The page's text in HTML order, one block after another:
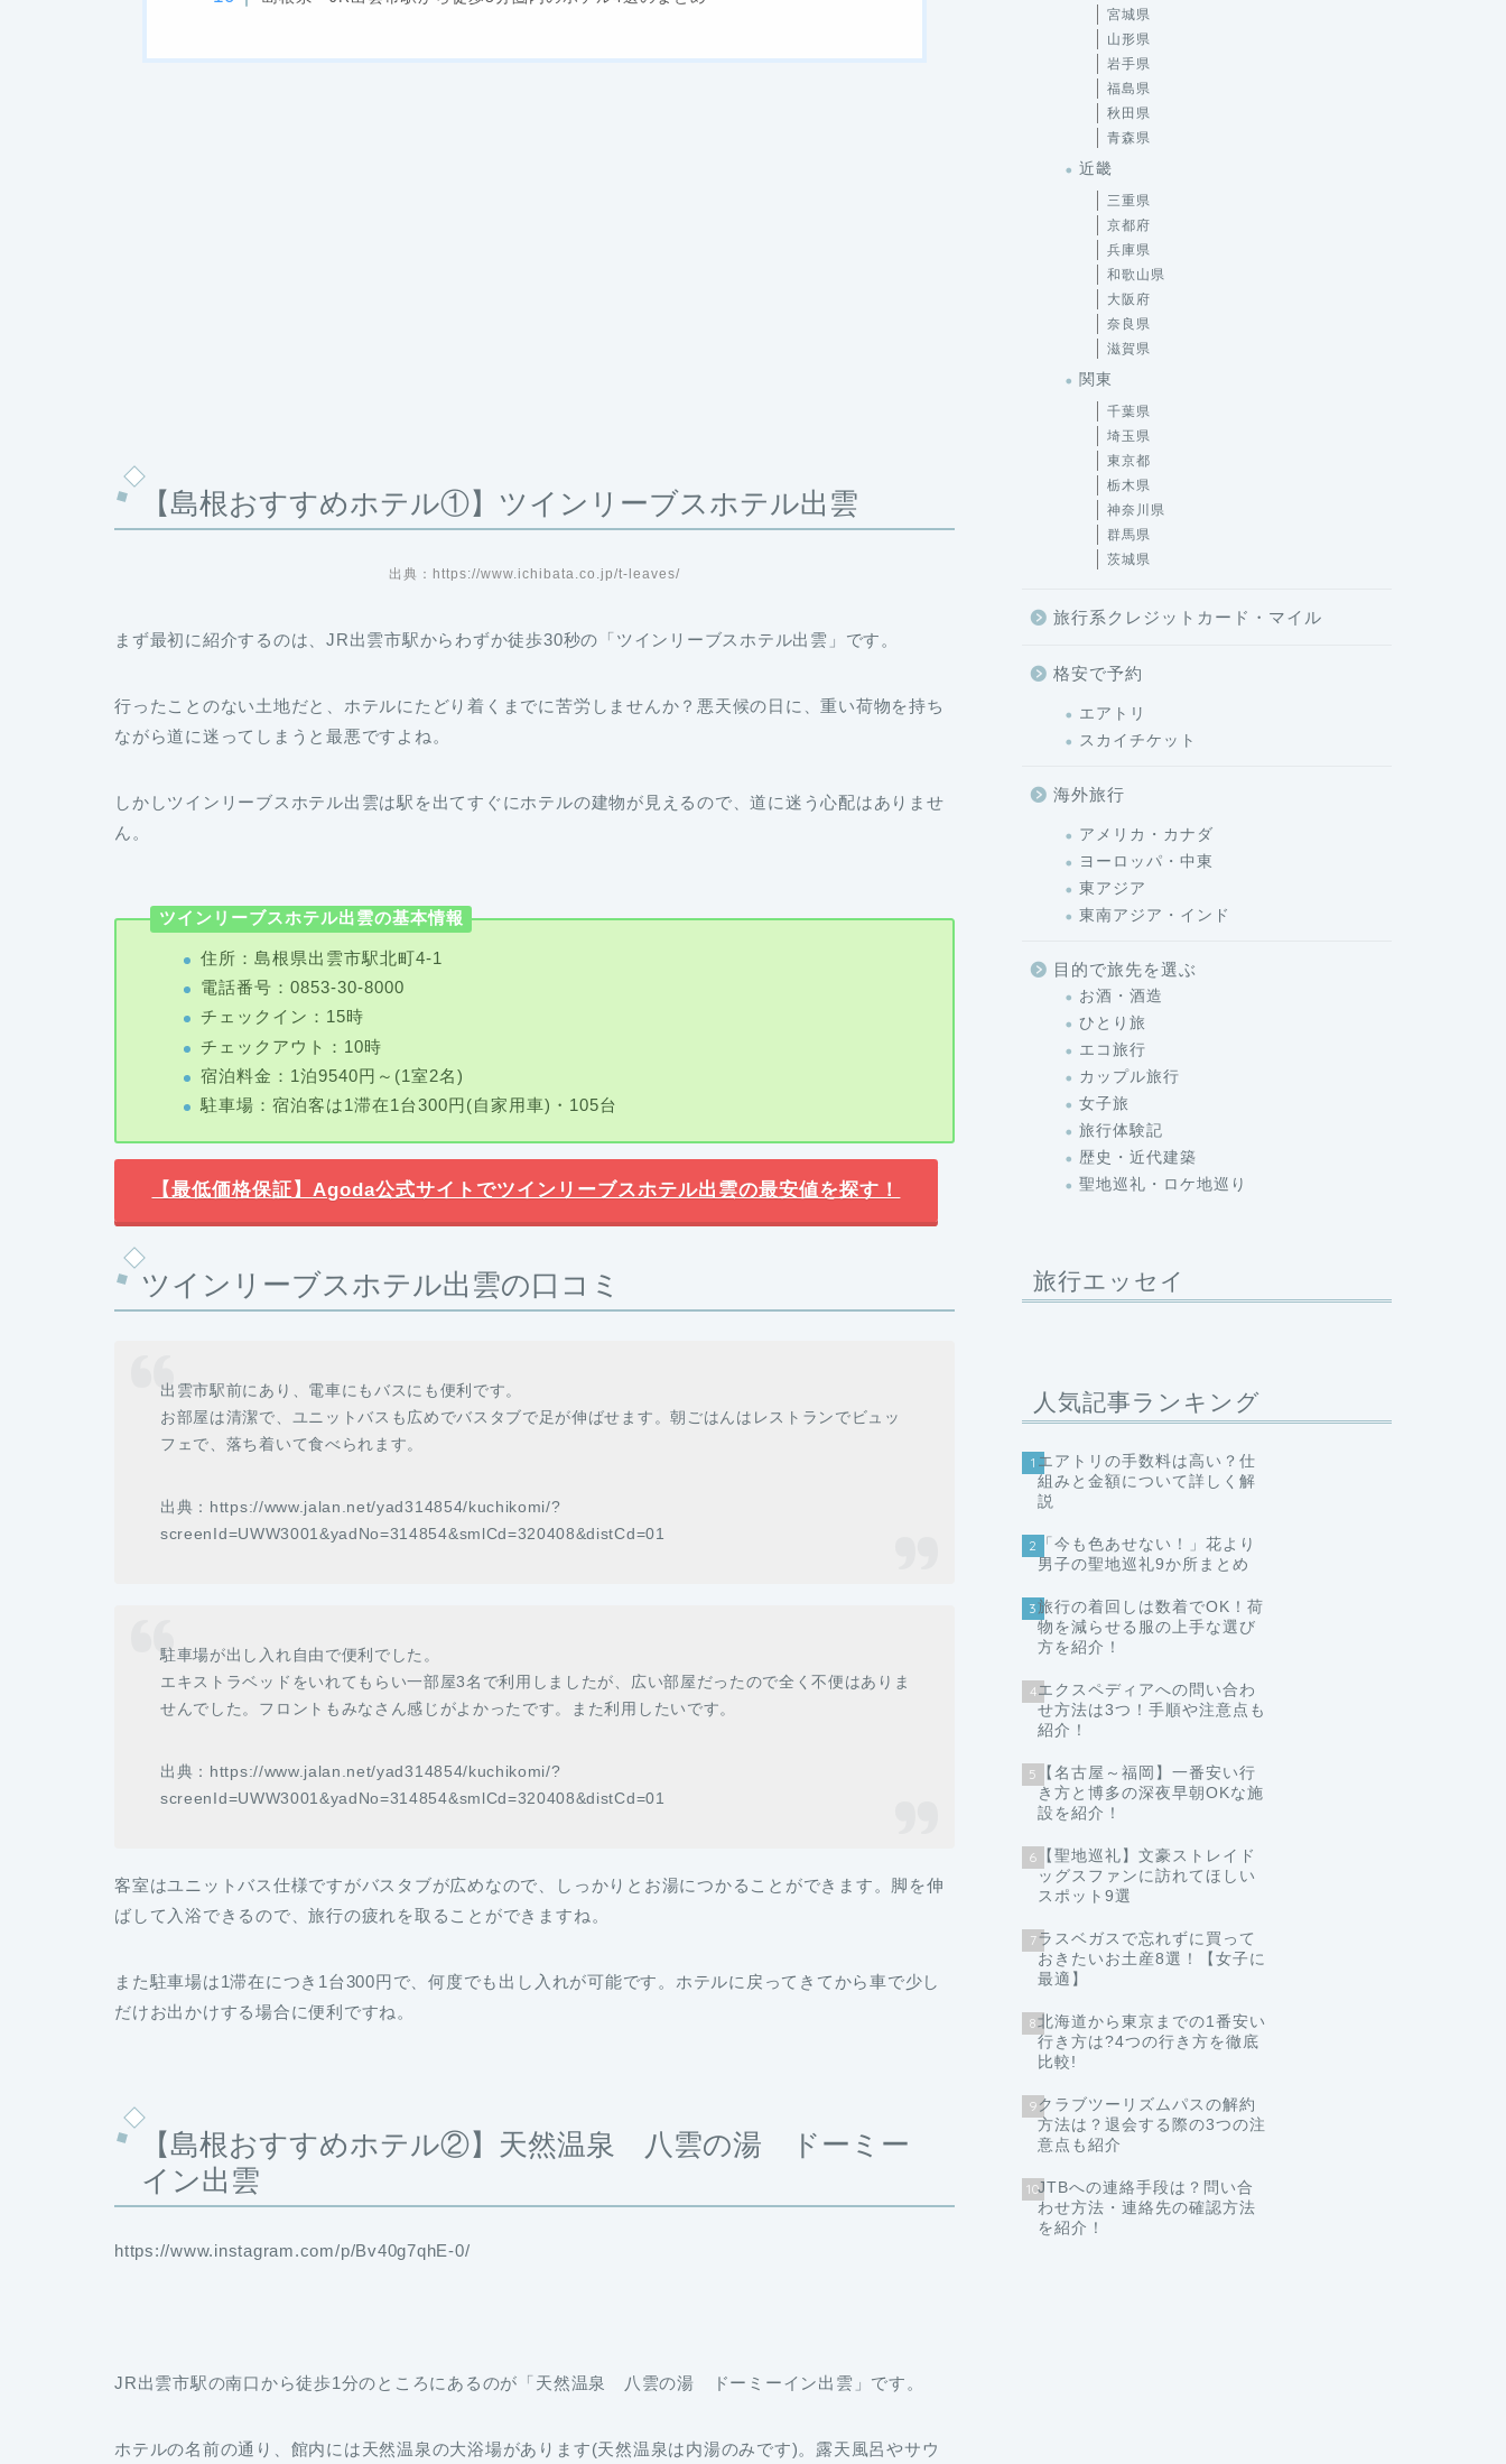
【島根おすすめホテル①】ツインリーブスホテル出雲
出典：https://www.ichibata.co.jp/t-leaves/
まず最初に紹介するのは、JR出雲市駅からわずか徒歩30秒の「ツインリーブスホテル出雲」です。
行ったことのない土地だと、ホテルにたどり着くまでに苦労しませんか？悪天候の日に、重い荷物を持ち
ながら道に迷ってしまうと最悪ですよね。
しかしツインリーブスホテル出雲は駅を出てすぐにホテルの建物が見えるので、道に迷う心配はありませ
ん。
ツインリーブスホテル出雲の基本情報
住所：島根県出雲市駅北町4-1
電話番号：0853-30-8000
チェックイン：15時
チェックアウト：10時
宿泊料金：1泊9540円～(1室2名)
駐車場：宿泊客は1滞在1台300円(自家用車)・105台
【最低価格保証】Agoda公式サイトでツインリーブスホテル出雲の最安値を探す！
ツインリーブスホテル出雲の口コミ
出雲市駅前にあり、電車にもバスにも便利です。
お部屋は清潔で、ユニットバスも広めでバスタブで足が伸ばせます。朝ごはんはレストランでビュッ
フェで、落ち着いて食べられます。
出典：https://www.jalan.net/yad314854/kuchikomi/?
screenId=UWW3001&yadNo=314854&smlCd=320408&distCd=01
駐車場が出し入れ自由で便利でした。
エキストラベッドをいれてもらい一部屋3名で利用しましたが、広い部屋だったので全く不便はありま
せんでした。フロントもみなさん感じがよかったです。また利用したいです。
出典：https://www.jalan.net/yad314854/kuchikomi/?
screenId=UWW3001&yadNo=314854&smlCd=320408&distCd=01
客室はユニットバス仕様ですがバスタブが広めなので、しっかりとお湯につかることができます。脚を伸
ばして入浴できるので、旅行の疲れを取ることができますね。
また駐車場は1滞在につき1台300円で、何度でも出し入れが可能です。ホテルに戻ってきてから車で少し
だけお出かけする場合に便利ですね。
【島根おすすめホテル②】天然温泉 八雲の湯 ドーミー
イン出雲
https://www.instagram.com/p/Bv40g7qhE-0/
JR出雲市駅の南口から徒歩1分のところにあるのが「天然温泉 八雲の湯 ドーミーイン出雲」です。
ホテルの名前の通り、館内には天然温泉の大浴場があります(天然温泉は内湯のみです)。露天風呂やサウ
宮城県
山形県
岩手県
福島県
秋田県
青森県
近畿
三重県
京都府
兵庫県
和歌山県
大阪府
奈良県
滋賀県
関東
千葉県
埼玉県
東京都
栃木県
神奈川県
群馬県
茨城県
旅行系クレジットカード・マイル
格安で予約
エアトリ
スカイチケット
海外旅行
アメリカ・カナダ
ヨーロッパ・中東
東アジア
東南アジア・インド
目的で旅先を選ぶ
お酒・酒造
ひとり旅
エコ旅行
カップル旅行
女子旅
旅行体験記
歴史・近代建築
聖地巡礼・ロケ地巡り
旅行エッセイ
人気記事ランキング
1 エアトリの手数料は高い？仕
組みと金額について詳しく解
説
2 「今も色あせない！」花より
男子の聖地巡礼9か所まとめ
3旅行の着回しは数着でOK！荷
物を減らせる服の上手な選び
方を紹介！
4エクスペディアへの問い合わ
せ方法は3つ！手順や注意点も
紹介！
5 【名古屋～福岡】一番安い行
き方と博多の深夜早朝OKな施
設を紹介！
6 【聖地巡礼】文豪ストレイド
ッグスファンに訪れてほしい
スポット9選
7ラスベガスで忘れずに買って
おきたいお土産8選！【女子に
最適】
8北海道から東京までの1番安い
行き方は?4つの行き方を徹底
比較!
9 クラブツーリズムパスの解約
方法は？退会する際の3つの注
意点も紹介
10JTBへの連絡手段は？問い合
わせ方法・連絡先の確認方法
を紹介！